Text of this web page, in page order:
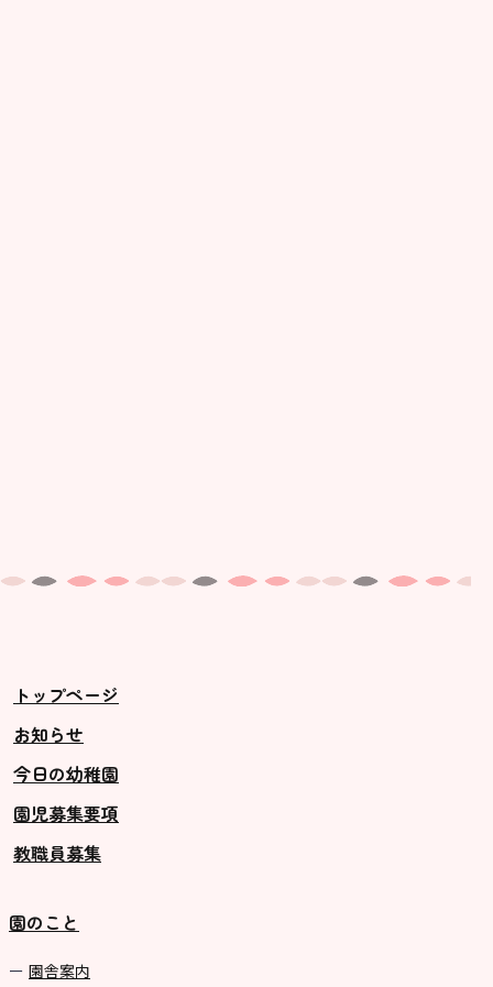
トップページ
お知らせ
今日の幼稚園
園児募集要項
教職員募集
園のこと
園舎案内